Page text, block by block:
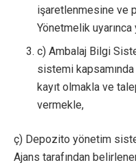
işaretlenmesine ve
Yönetmelik
c) Ambalaj Bilgi
sistemi
kayıt olmakla ve
vermekle,
ç) Depozito yönetim
Ajans tarafından